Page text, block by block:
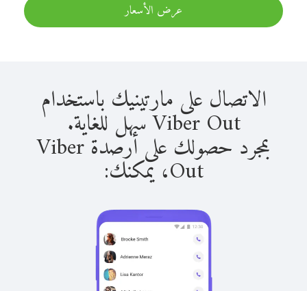
عرض الأسعار
الاتصال على مارتينيك باستخدام
Viber Out سهل للغاية.
بمجرد حصولك على أرصدة Viber
Out، يمكنك: